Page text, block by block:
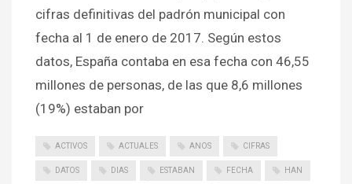
cifras definitivas del padrón municipal con
fecha al 1 de enero de 2017. Según estos
datos, España contaba en esa fecha con 46,55
millones de personas, de las que 8,6 millones
(19%) estaban por
ACTIVOS ACTUALES ANOS CIFRAS
DATOS DIAS ESTABAN FECHA HAN